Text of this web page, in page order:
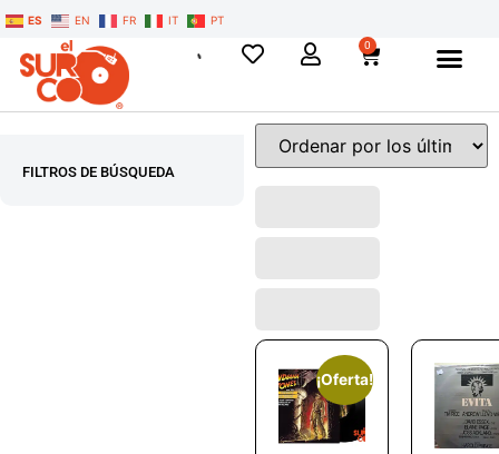
ES EN FR IT PT
0
FILTROS DE BÚSQUEDA
¡Oferta!